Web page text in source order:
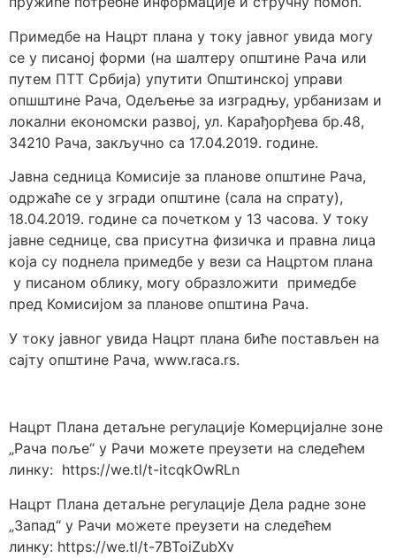
Примедбе на Нацрт плана у току јавног увида могу
се у писаној форми (на шалтеру општине Рача или
путем ПТТ Србија) упутити Општинској управи
опшштине Рача, Одељење за изградњу, урбанизам и
локални економски развој, ул. Карађорђева бр.48,
34210 Рача, закључно са 17.04.2019. године.
Јавна седница Комисије за планове општине Рача,
одржаће се у згради општине (сала на спрату),
18.04.2019. године са почетком у 13 часова. У току
јавне седнице, сва присутна физичка и правна лица
која су поднела примедбе у вези са Нацртом плана
у писаном облику, могу образложити примедбе
пред Комисијом за планове општина Рача.
У току јавног увида Нацрт плана биће постављен на
сајту општине Рача, www.raca.rs.
Нацрт Плана детаљне регулације Комерцијалне зоне
„Рача поље“ у Рачи можете преузети на следећем
линку: https://we.tl/t-itcqkOwRLn
Нацрт Плана детаљне регулације Дела радне зоне
„Запад“ у Рачи можете преузети на следећем
линку: https://we.tl/t-7BToiZubXv